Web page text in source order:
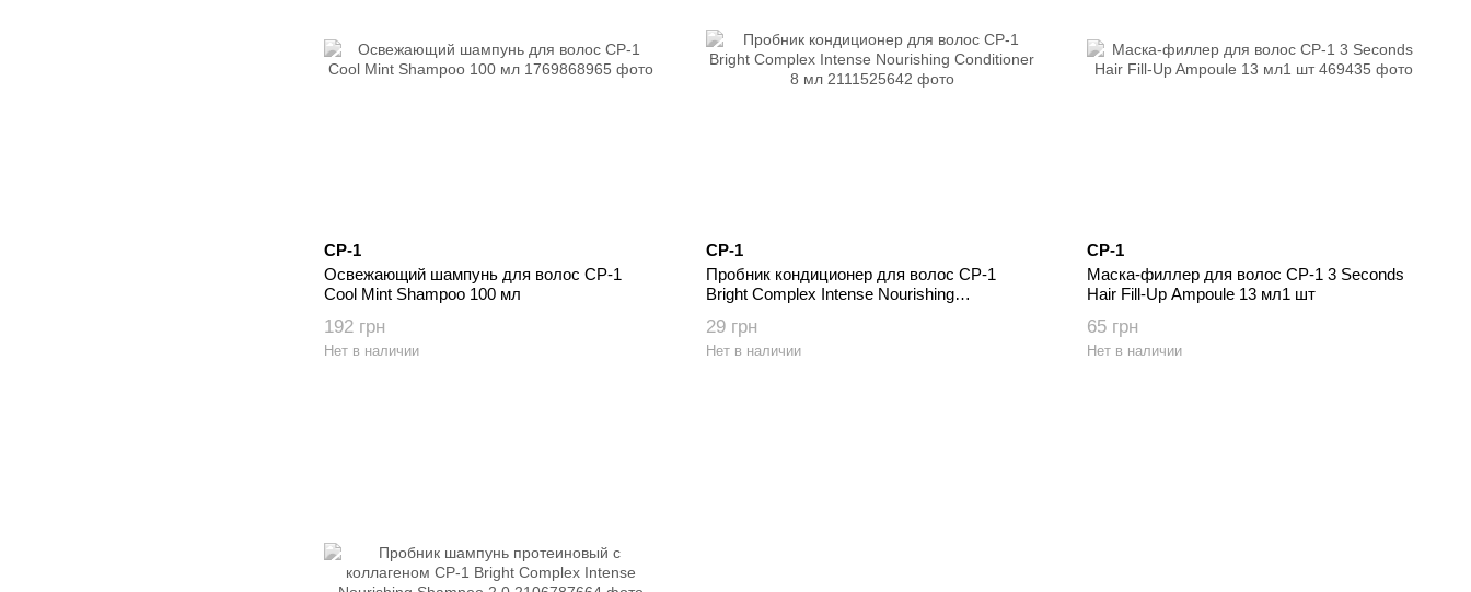
CP-1
Освежающий шампунь для волос CP-1
Cool Mint Shampoo 100 мл
192 грн
Нет в наличии
CP-1
Пробник кондиционер для волос CP-1
Bright Complex Intense Nourishing
29 грн
Нет в наличии
CP-1
Маска-филлер для волос CP-1 3 Seconds
Hair Fill-Up Ampoule 13 мл1 шт
65 грн
Нет в наличии